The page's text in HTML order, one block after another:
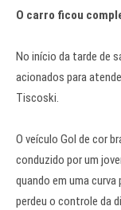
O carro ficou
No início da tarde de
acionados para
Tiscoski.
O veículo Gol de cor
conduzido por um
quando em uma
perdeu o controle da